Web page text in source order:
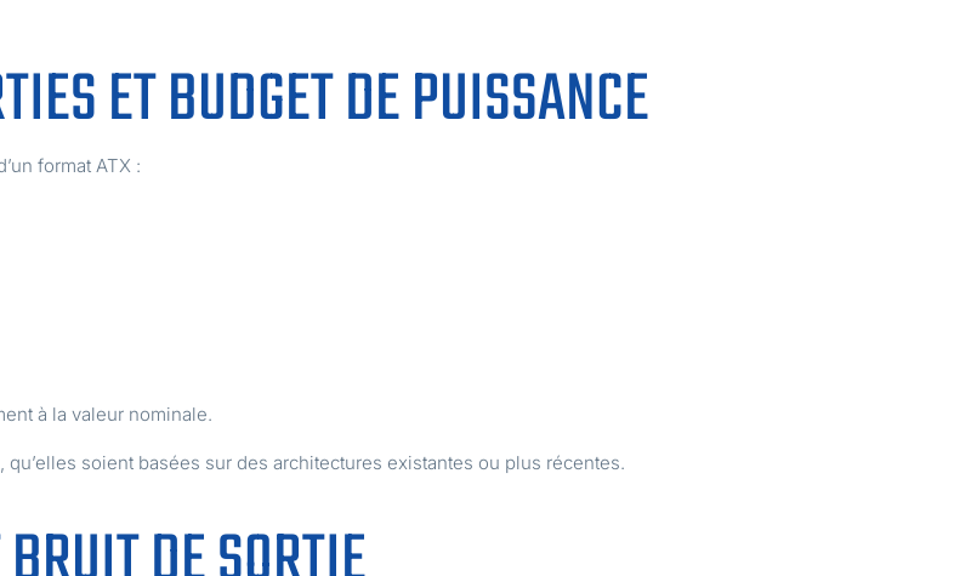
ET BUDGET DE PUISSANCE
format ATX :
à la valeur nominale.
soient basées sur des architectures existantes ou plus récentes.